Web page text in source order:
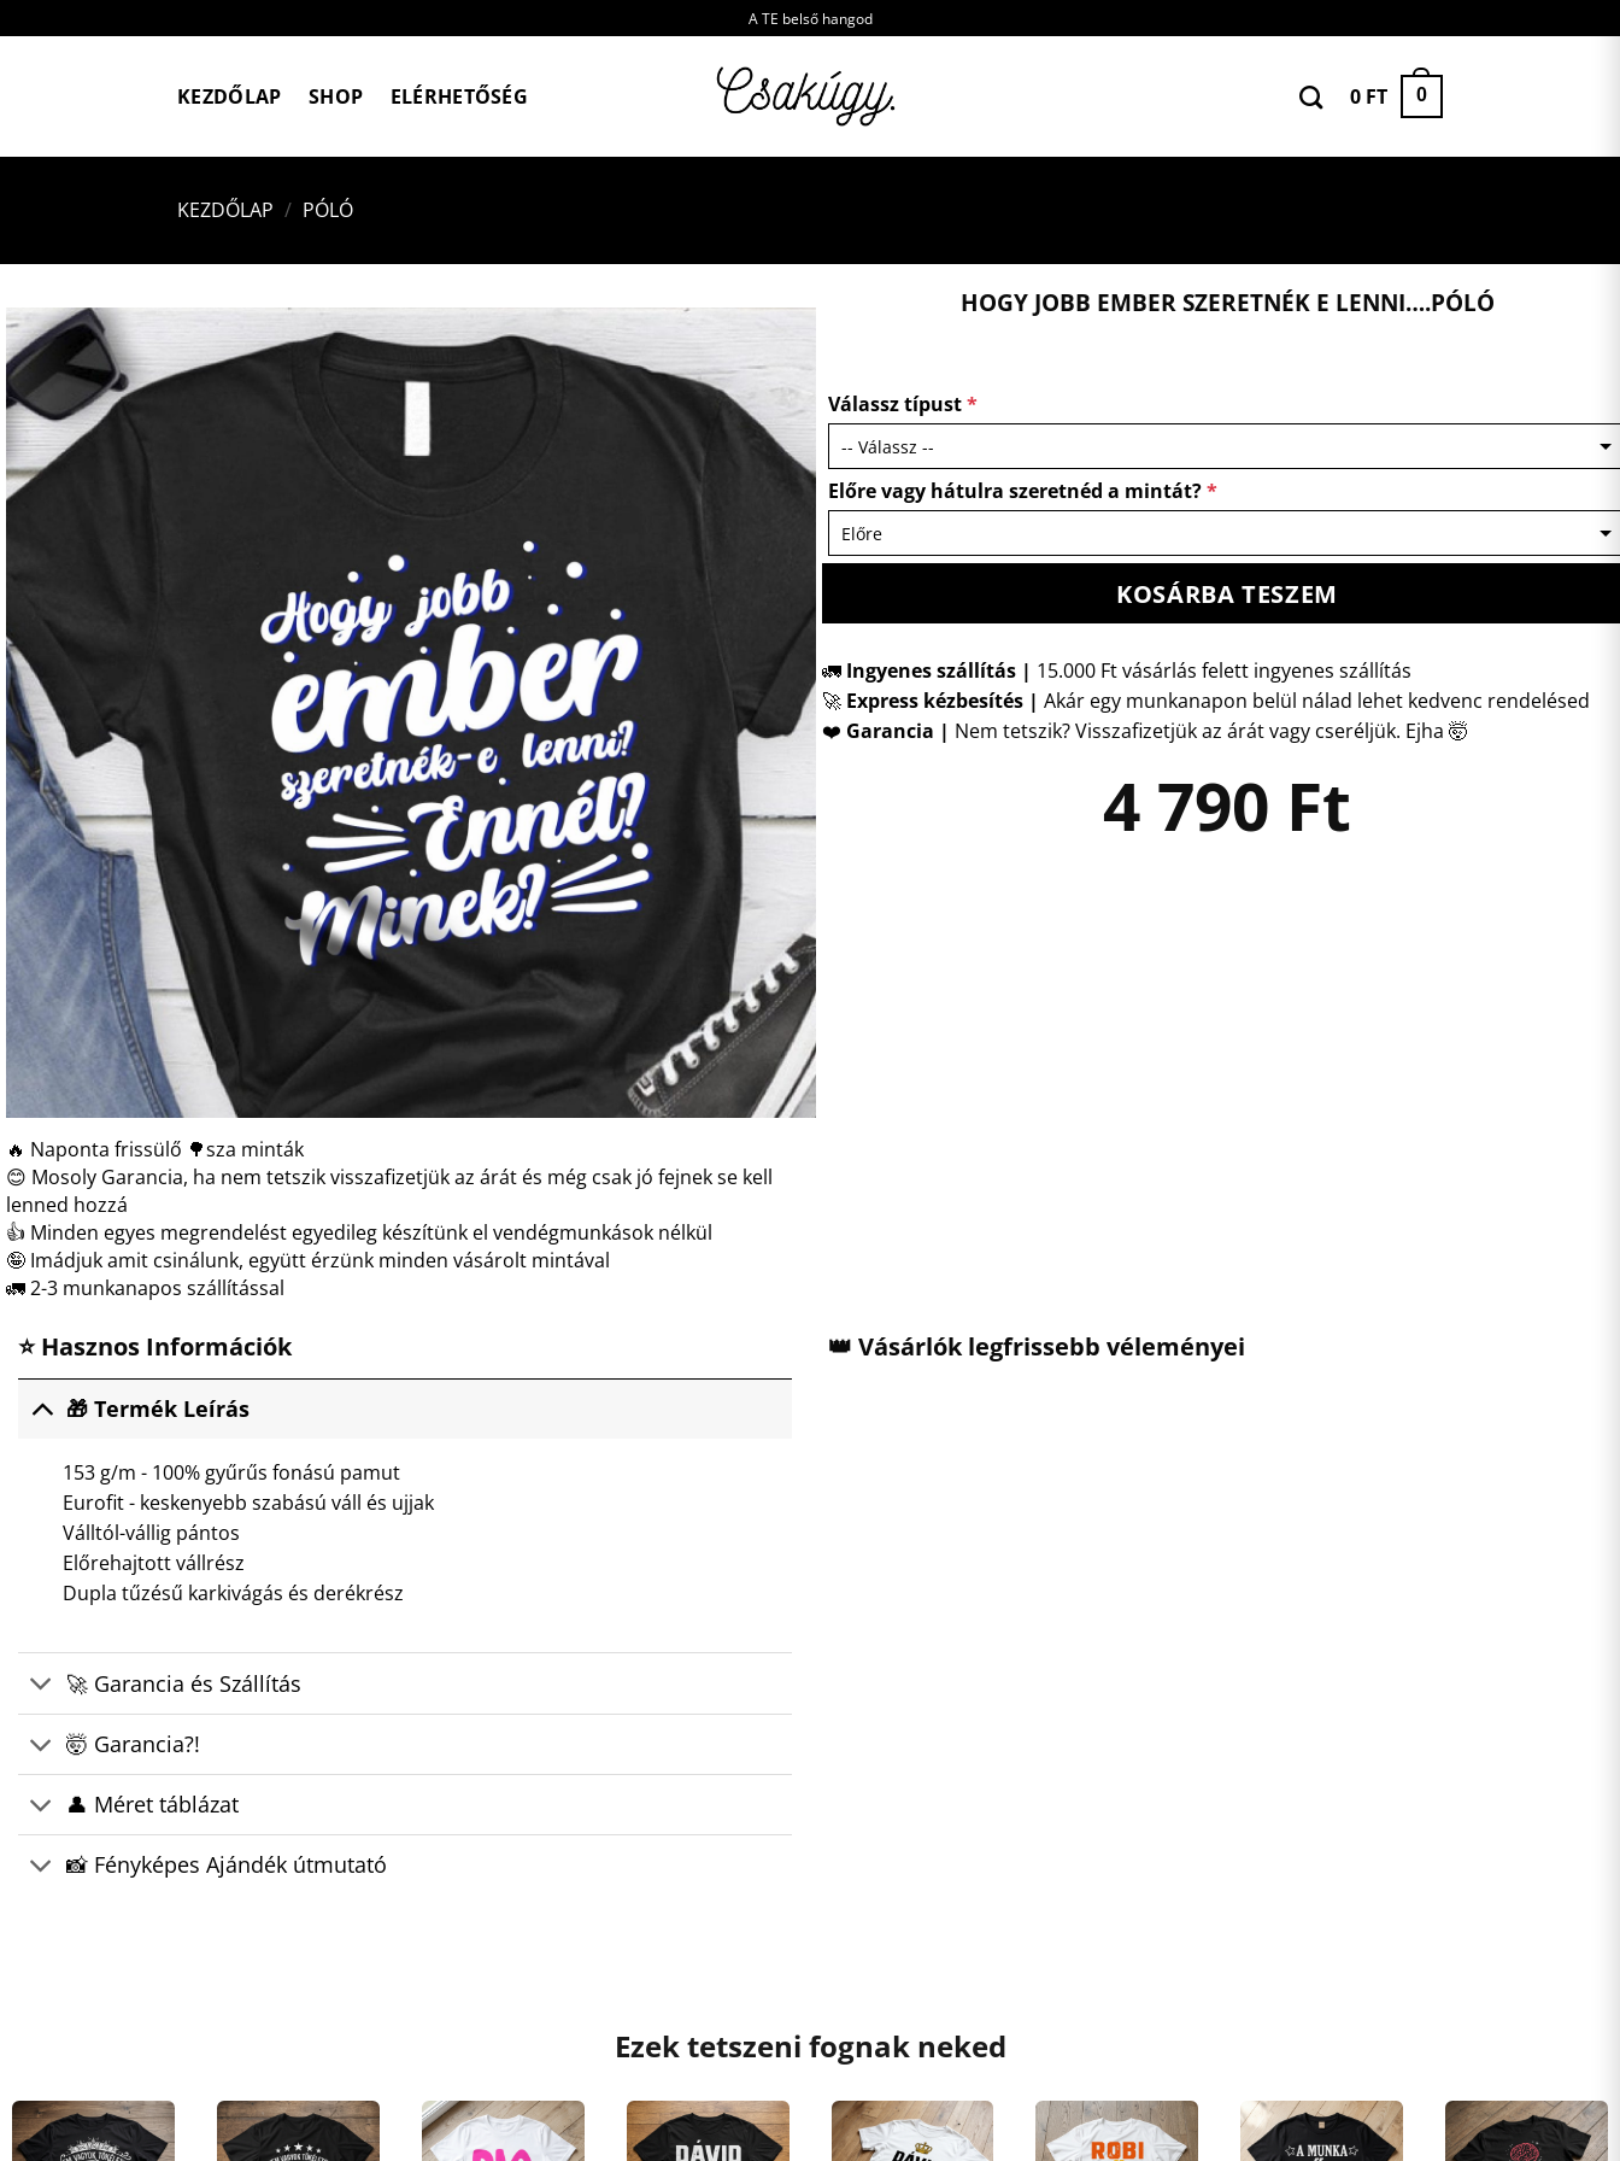
to
A TE belső hangod
KEZDŐLAP SHOP ELÉRHETŐSÉG 0 FT 0
KEZDŐLAP / PÓLÓ
🔥 Naponta frissülő 🌳sza minták
😊 Mosoly Garancia, ha nem tetszik visszafizetjük az árát és még csak jó fejnek se kell
lenned hozzá
👍 Minden egyes megrendelést egyedileg készítünk el vendégmunkások nélkül
🤪 Imádjuk amit csinálunk, együtt érzünk minden vásárolt mintával
🚛 2-3 munkanapos szállítással
HOGY JOBB EMBER SZERETNÉK E LENNI….PÓLÓ
Válassz típust*
Előre vagy hátulra szeretnéd a mintát?*
KOSÁRBA TESZEM
🚛 Ingyenes szállítás | 15.000 Ft vásárlás felett ingyenes szállítás
🚀 Express kézbesítés | Akár egy munkanapon belül nálad lehet kedvenc rendelésed
❤️ Garancia | Nem tetszik? Visszafizetjük az árát vagy cseréljük. Ejha 🤯
4 790 Ft
⭐ Hasznos Információk
🎁 Termék Leírás
153 g/m - 100% gyűrűs fonású pamut
Eurofit - keskenyebb szabású váll és ujjak
Válltól-vállig pántos
Előrehajtott vállrész
Dupla tűzésű karkivágás és derékrész
🚀 Garancia és Szállítás
🤯 Garancia?!
👤 Méret táblázat
📸 Fényképes Ajándék útmutató
👑 Vásárlók legfrissebb véleményei
Ezek tetszeni fognak neked